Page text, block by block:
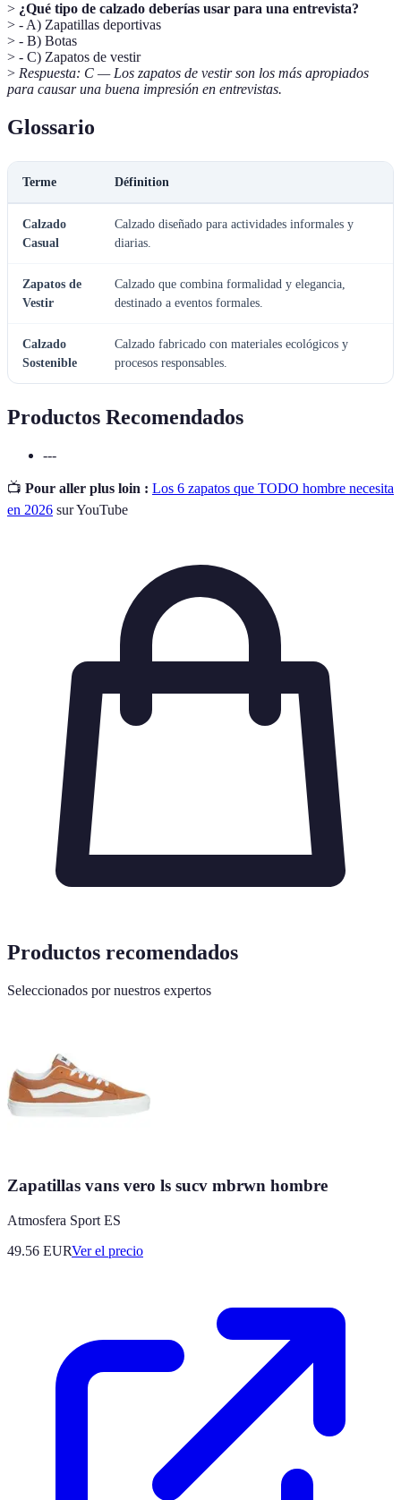
> ¿Qué tipo de calzado deberías usar para una entrevista?
> - A) Zapatillas deportivas
> - B) Botas
> - C) Zapatos de vestir
> Respuesta: C — Los zapatos de vestir son los más apropiados
para causar una buena impresión en entrevistas.
Glossario
Terme Définition
Calzado
Casual
Calzado diseñado para actividades informales y
diarias.
Zapatos de
Vestir
Calzado que combina formalidad y elegancia,
destinado a eventos formales.
Calzado
Sostenible
Calzado fabricado con materiales ecológicos y
procesos responsables.
Productos Recomendados
---
📺 Pour aller plus loin : Los 6 zapatos que TODO hombre necesita
en 2026 sur YouTube
Productos recomendados
Seleccionados por nuestros expertos
Zapatillas vans vero ls sucv mbrwn hombre
Atmosfera Sport ES
49.56 EURVer el precio